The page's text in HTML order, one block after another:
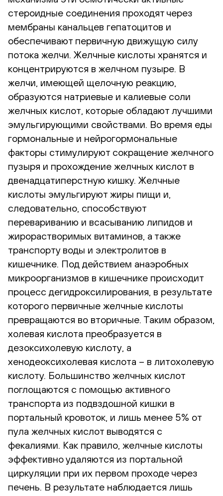
стероидные соединения проходят через
мембраны канальцев гепатоцитов и
обеспечивают первичную движущую силу
потока желчи. Желчные кислоты хранятся и
концентрируются в желчном пузыре. В
желчи, имеющей щелочную реакцию,
образуются натриевые и калиевые соли
желчных кислот, которые обладают лучшими
эмульгирующими свойствами. Во время еды
гормональные и нейрогормональные
факторы стимулируют сокращение желчного
пузыря и прохождение желчных кислот в
двенадцатиперстную кишку. Желчные
кислоты эмульгируют жиры пищи и,
следовательно, способствуют
перевариванию и всасыванию липидов и
жирорастворимых витаминов, а также
транспорту воды и электролитов в
кишечнике. Под действием анаэробных
микроорганизмов в кишечнике происходит
процесс дегидроксилирования, в результате
которого первичные желчные кислоты
превращаются во вторичные. Таким образом,
холевая кислота преобразуется в
дезоксихолевую кислоту, а
хенодеоксихолевая кислота – в литохолевую
кислоту. Большинство желчных кислот
поглощаются с помощью активного
транспорта из подвздошной кишки в
портальный кровоток, и лишь менее 5% от
пула желчных кислот выводятся с
фекалиями. Как правило, желчные кислоты
эффективно удаляются из портальной
циркуляции при их первом проходе через
печень. В результате наблюдается лишь